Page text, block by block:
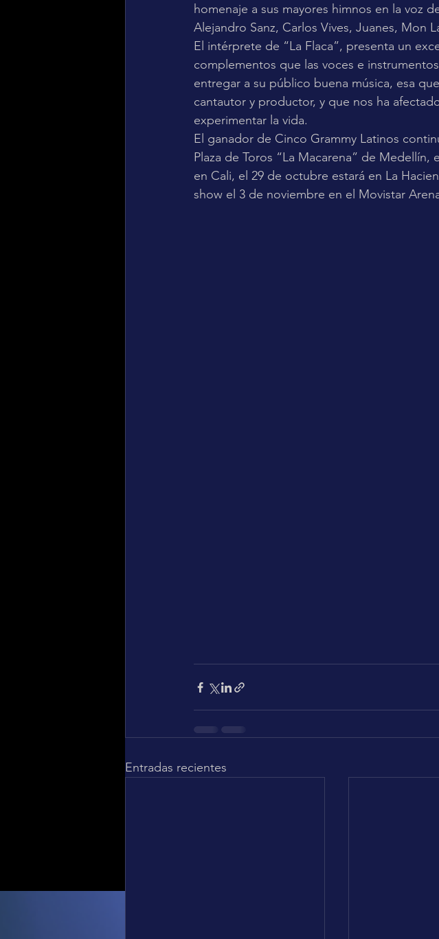
homenaje a sus mayores himnos en la voz
Alejandro Sanz, Carlos Vives, Juanes, Mon
El intérprete de “La Flaca”, presenta un
complementos que las voces e
entregar a su público buena música, esa
cantautor y productor, y que nos ha
experimentar la vida.
El ganador de Cinco Grammy Latinos
Plaza de Toros “La Macarena” de
en Cali, el 29 de octubre estará en La
show el 3 de noviembre en el Movistar
Entradas recientes